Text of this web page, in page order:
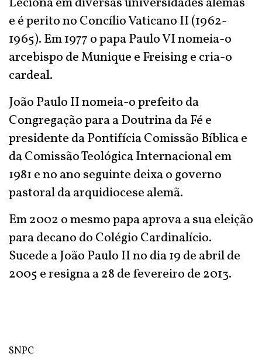
e é perito no Concílio Vaticano II (1962-
1965). Em 1977 o papa Paulo VI nomeia-o
arcebispo de Munique e Freising e cria-o
cardeal.
João Paulo II nomeia-o prefeito da
Congregação para a Doutrina da Fé e
presidente da Pontifícia Comissão Bíblica e
da Comissão Teológica Internacional em
1981 e no ano seguinte deixa o governo
pastoral da arquidiocese alemã.
Em 2002 o mesmo papa aprova a sua eleição
para decano do Colégio Cardinalício.
Sucede a João Paulo II no dia 19 de abril de
2005 e resigna a 28 de fevereiro de 2013.
SNPC